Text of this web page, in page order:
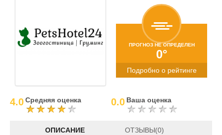
ПРОГНОЗ НЕ ОПРЕДЕЛЕН
0°
Подробно о рейтинге
4.0Средняя оценка 0.0 Ваша оценка
ОПИСАНИЕ ОТЗЫВЫ(0)